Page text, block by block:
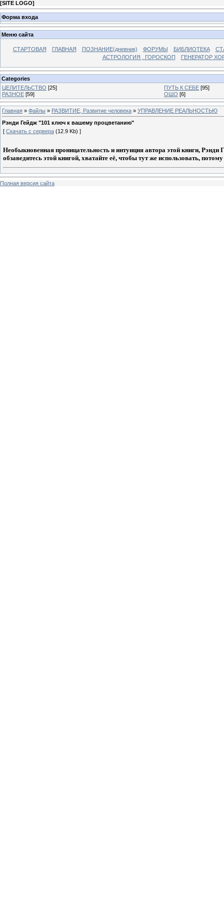
[SITE LOGO]
Форма входа
Меню сайта
СТАРТОВАЯ ГЛАВНАЯ ПОЗНАНИЕ(дневник) ФОРУМЫ БИБЛИОТЕКА
АСТРОЛОГИЯ , ГОРОСКОП
ГЕНЕРАТОР
Categories
ЦЕЛИТЕЛЬСТВО [25] ПУТЬ К СЕБЕ [95]
РАЗНОЕ [59] ОШО [6]
Главная » Файлы » РАЗВИТИЕ, Развитие человека » УПРАВЛЕНИЕ РЕАЛЬНОСТЬЮ
Рэнди Гейдж "101 ключ к вашему процветанию"
[ Скачать с сервера (12.9 Kb) ]
Необыкновенная проницательность и интуиция автора этой книги,
обзаведитесь этой книгой, хватайте её, чтобы тут же использовать,
Полная версия сайта